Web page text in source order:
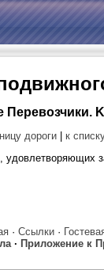
Перевозчики.
дороги| к
удовлетворяющих
· Ссылки·
· Приложение к